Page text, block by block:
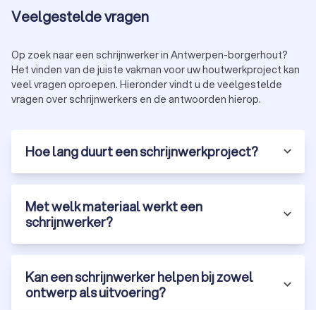
Veelgestelde vragen
Op zoek naar een schrijnwerker in Antwerpen-borgerhout?
Het vinden van de juiste vakman voor uw houtwerkproject kan
veel vragen oproepen. Hieronder vindt u de veelgestelde
vragen over schrijnwerkers en de antwoorden hierop.
Hoe lang duurt een schrijnwerkproject?
Met welk materiaal werkt een
schrijnwerker?
Kan een schrijnwerker helpen bij zowel
ontwerp als uitvoering?